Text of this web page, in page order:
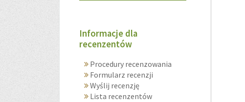
Informacje dla
recenzentów
Procedury recenzowania
Formularz recenzji
Wyślij recenzję
Lista recenzentów